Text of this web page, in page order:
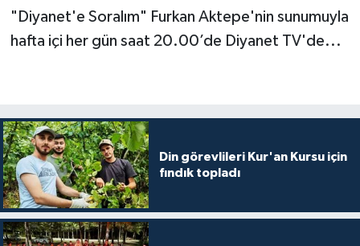
"Diyanet'e Soralım" Furkan Aktepe'nin sunumuyla
hafta içi her gün saat 20.00’de Diyanet TV'de...
Din görevlileri Kur'an Kursu için
fındık topladı
Bursa Müftülüğü
Çankırı Müftülüğü
Çorum Müftülüğü
Denizli Müftülüğü
Duyurular
Bilim, Teknoloji
Biyografiler
Diyanet TV